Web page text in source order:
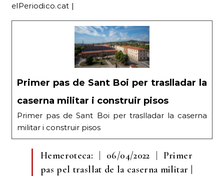
elPeriodico.cat |
Primer pas de Sant Boi per traslladar la
caserna militar i construir pisos
Primer pas de Sant Boi per traslladar la caserna
militar i construir pisos
Hemeroteca: | 06/04/2022 | Primer
pas pel trasllat de la caserna militar